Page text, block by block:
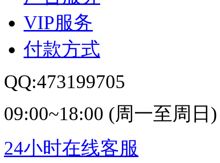
VIP服务
付款方式
QQ:473199705
09:00~18:00 (周一至周日)
24小时在线客服